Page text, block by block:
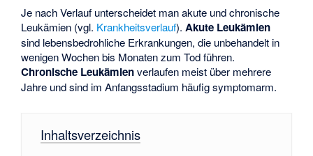
Je nach Verlauf unterscheidet man akute und chronische
Leukämien (vgl. Krankheitsverlauf). Akute Leukämien
sind lebensbedrohliche Erkrankungen, die unbehandelt in
wenigen Wochen bis Monaten zum Tod führen.
Chronische Leukämienverlaufen meist über mehrere
Jahre und sind im Anfangsstadium häufig symptomarm.
Inhaltsverzeichnis